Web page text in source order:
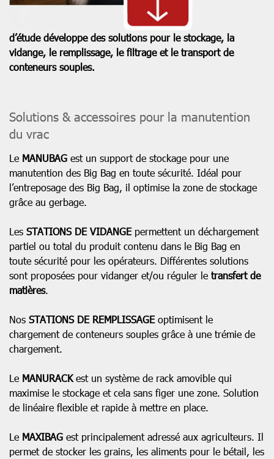
d’étude développe des solutions pour le stockage, la
vidange, le remplissage, le filtrage et le transport de
conteneurs souples.
Solutions & accessoires pour la manutention
du vrac
Le MANUBAG est un support de stockage pour une
manutention des Big Bag en toute sécurité. Idéal pour
l’entreposage des Big Bag, il optimise la zone de stockage
grâce au gerbage.
Les STATIONS DE VIDANGEpermettent un déchargement
partiel ou total du produit contenu dans le Big Bag en
toute sécurité pour les opérateurs. Différentes solutions
sont proposées pour vidanger et/ou réguler le transfert de
matières.
Nos STATIONS DE REMPLISSAGEoptimisent le
chargement de conteneurs souples grâce à une trémie de
chargement.
Le MANURACKest un système de rack amovible qui
maximise le stockage et cela sans figer une zone. Solution
de linéaire flexible et rapide à mettre en place.
Le MAXIBAG est principalement adressé aux agriculteurs. Il
permet de stocker les grains, les aliments pour le bétail, les